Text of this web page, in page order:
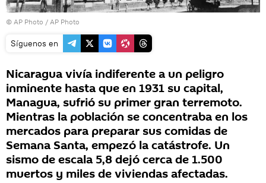
© AP Photo / AP Photo
Síguenos en
Nicaragua vivía indiferente a un peligro
inminente hasta que en 1931 su capital,
Managua, sufrió su primer gran terremoto.
Mientras la población se concentraba en los
mercados para preparar sus comidas de
Semana Santa, empezó la catástrofe. Un
sismo de escala 5,8 dejó cerca de 1.500
muertos y miles de viviendas afectadas.